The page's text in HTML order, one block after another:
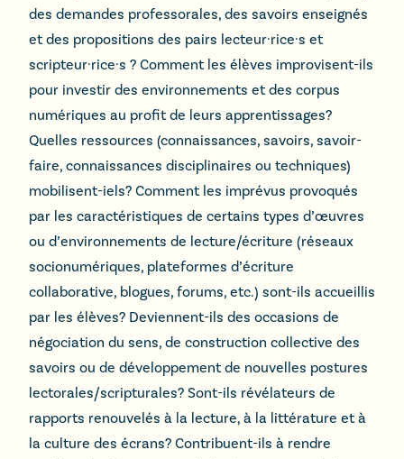
des demandes professorales, des savoirs enseignés
et des propositions des pairs lecteur·rice·s et
scripteur·rice·s ? Comment les élèves improvisent-ils
pour investir des environnements et des corpus
numériques au profit de leurs apprentissages?
Quelles ressources (connaissances, savoirs, savoir-
faire, connaissances disciplinaires ou techniques)
mobilisent-iels? Comment les imprévus provoqués
par les caractéristiques de certains types d’œuvres
ou d’environnements de lecture/écriture (réseaux
socionumériques, plateformes d’écriture
collaborative, blogues, forums, etc.) sont-ils accueillis
par les élèves? Deviennent-ils des occasions de
négociation du sens, de construction collective des
savoirs ou de développement de nouvelles postures
lectorales/scripturales? Sont-ils révélateurs de
rapports renouvelés à la lecture, à la littérature et à
la culture des écrans? Contribuent-ils à rendre